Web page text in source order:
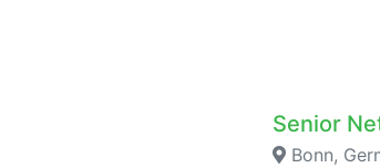
Senior
Bonn,